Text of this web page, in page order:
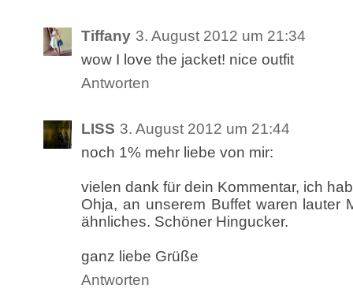
Tiffany 3. August 2012 um 21:34
wow I love the jacket! nice outfit
Antworten
LISS 3. August 2012 um 21:44
noch 1% mehr liebe von mir:
vielen dank für dein Kommentar, ich
Ohja, an unserem Buffet waren lauter
ähnliches. Schöner Hingucker.
ganz liebe Grüße
Antworten